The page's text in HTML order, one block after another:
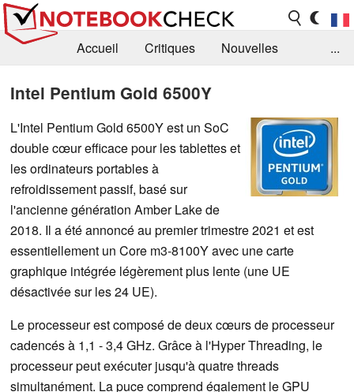
Accueil Critiques
Nouvelles
...
Intel Pentium Gold 6500Y
L'Intel Pentium Gold 6500Y est un SoC
double cœur efficace pour les tablettes et
les ordinateurs portables à
refroidissement passif, basé sur
l'ancienne génération Amber Lake de
2018. Il a été annoncé au premier trimestre 2021 et est
essentiellement un Core m3-8100Y avec une carte
graphique intégrée légèrement plus lente (une UE
désactivée sur les 24 UE).
Le processeur est composé de deux cœurs de processeur
cadencés à 1,1 - 3,4 GHz. Grâce à l'Hyper Threading, le
processeur peut exécuter jusqu'à quatre threads
simultanément. La puce comprend également le GPU